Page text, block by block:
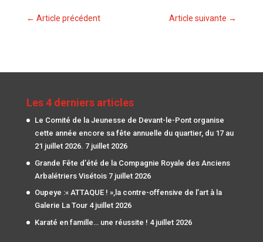
← Article précédent Article suivante →
Les 4 derniers articles
Le Comité de la Jeunesse de Devant-le-Pont organise
cette année encore sa fête annuelle du quartier, du 17 au
21 juillet 2026. 7 juillet 2026
Grande Fête d’été de la Compagnie Royale des Anciens
Arbalétriers Visétois 7 juillet 2026
Oupeye :« ATTAQUE ! »,la contre-offensive de l’art à la
Galerie La Tour 4 juillet 2026
Karaté en famille… une réussite ! 4 juillet 2026